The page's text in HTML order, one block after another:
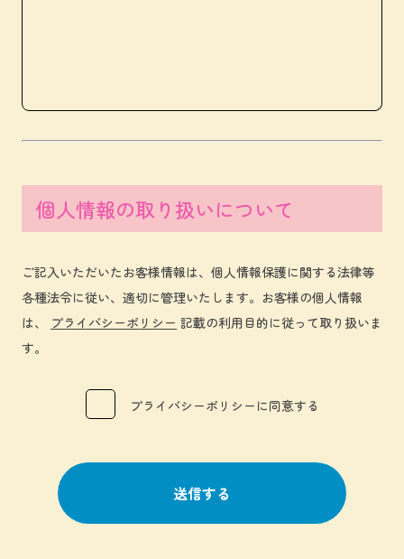
個人情報の取り扱いについて
ご記入いただいたお客様情報は、個人情報保護に関する法律等
各種法令に従い、適切に管理いたします。お客様の個人情報
は、 プライバシーポリシー 記載の利用目的に従って取り扱いま
す。
プライバシーポリシーに同意する